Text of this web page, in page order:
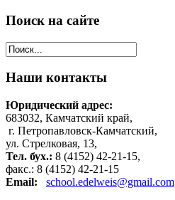
Поиск на сайте
Наши контакты
Юридический адрес:
683032, Камчатский край,
г. Петропавловск-Камчатский,
ул. Стрелковая, 13,
Тел. бух.: 8 (4152) 42-21-15,
факс.: 8 (4152) 42-21-15
Email:
school.edelweis@gmail.com